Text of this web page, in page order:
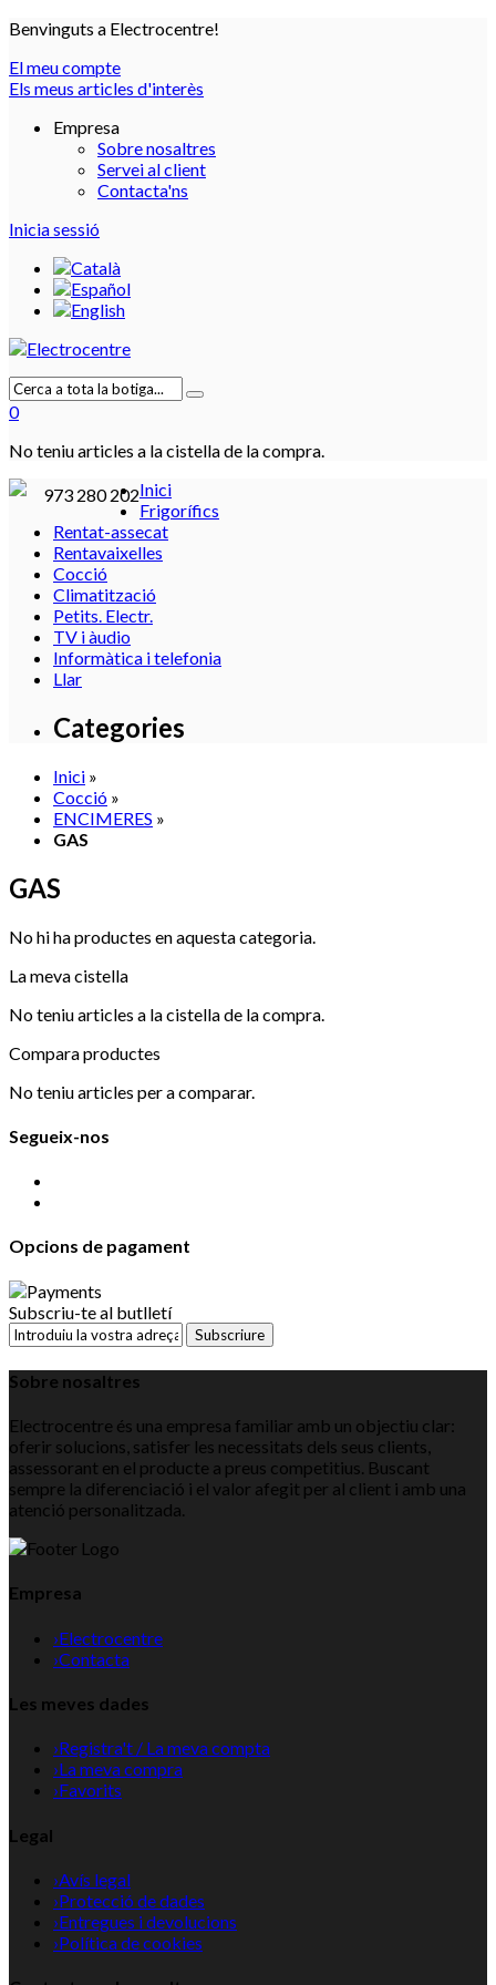
Benvinguts a Electrocentre!
El meu compte
Els meus articles d'interès
Empresa
Sobre nosaltres
Servei al client
Contacta'ns
Inicia sessió
0
No teniu articles a la cistella de la compra.
973 280 202Inici
Frigorífics
Rentat-assecat
Rentavaixelles
Cocció
Climatització
Petits. Electr.
TV i àudio
Informàtica i telefonia
Llar
Categories
Inici »
Cocció »
ENCIMERES »
GAS
GAS
No hi ha productes en aquesta categoria.
La meva cistella
No teniu articles a la cistella de la compra.
Compara productes
No teniu articles per a comparar.
Segueix-nos
Opcions de pagament
Subscriu-te al butlletí
Subscriure
Sobre nosaltres
Electrocentre és una empresa familiar amb un objectiu clar:
oferir solucions, satisfer les necessitats dels seus clients,
assessorant en el producte a preus competitius. Buscant
sempre la diferenciació i el valor afegit per al client i amb una
atenció personalitzada.
Empresa
›Electrocentre
›Contacta
Les meves dades
›Registra't / La meva compta
›La meva compra
›Favorits
Legal
›Avís legal
›Protecció de dades
›Entregues i devolucions
›Política de cookies